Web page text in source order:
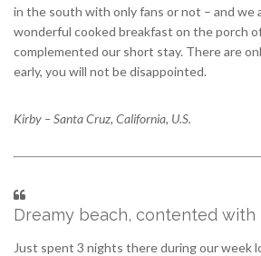
in the south with only fans or not – and we
wonderful cooked breakfast on the porch
complemented our short stay. There are
early, you will not be disappointed.
Kirby – Santa Cruz, California, U.S.
Dreamy beach, contented with
Just spent 3 nights there during our week